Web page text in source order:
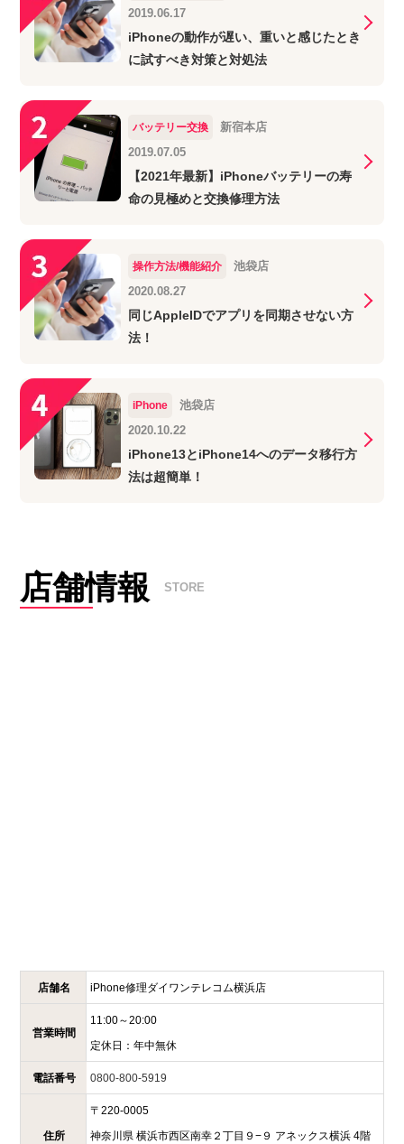
2019.06.17
iPhoneの動作が遅い、重いと感じたとき
に試すべき対策と対処法
バッテリー交換
新宿本店
2019.07.05
【2021年最新】iPhoneバッテリーの寿
命の見極めと交換修理方法
操作方法/機能紹介
池袋店
2020.08.27
同じAppleIDでアプリを同期させない方
法！
iPhone
池袋店
2020.10.22
iPhone13とiPhone14へのデータ移行方
法は超簡単！
店舗情報 STORE
店舗名 iPhone修理ダイワンテレコム横浜店
営業時間
11:00～20:00
定休日： 年中無休
電話番号 0800-800-5919
住所
〒 220-0005
神奈川県 横浜市西区南幸２丁目９−９ アネックス横浜 4階